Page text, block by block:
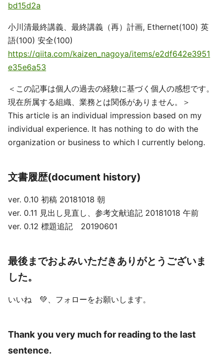
bd15d2a
小川清最終講義、最終講義（再）計画, Ethernet(100) 英
語(100) 安全(100)
https://qiita.com/kaizen_nagoya/items/e2df642e3951
e35e6a53
＜この記事は個人の過去の経験に基づく個人の感想です。
現在所属する組織、業務とは関係がありません。＞
This article is an individual impression based on my
individual experience. It has nothing to do with the
organization or business to which I currently belong.
文書履歴(document history)
ver. 0.10 初稿 20181018 朝
ver. 0.11 見出し見直し、参考文献追記 20181018 午前
ver. 0.12 標題追記 20190601
最後までおよみいただきありがとうございま
した。
いいね 💚、フォローをお願いします。
Thank you very much for reading to the last
sentence.